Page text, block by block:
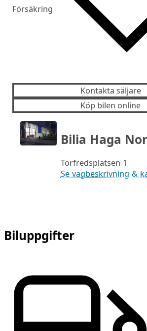
Försäkring
Kontakta säljare
Köp bilen online
Bilia Haga
Torfredsplatsen 1
Se vägbeskrivning &
Biluppgifter